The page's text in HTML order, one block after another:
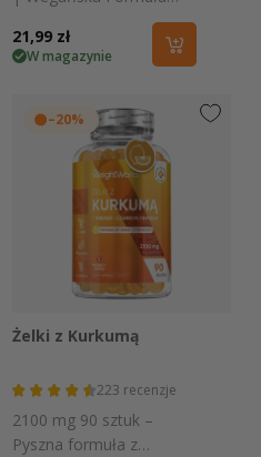
Magnezu
Cena
regularna
21,99 zł
W magazynie
–20%
Żelki z Kurkumą
223 recenzje
2100 mg 90 sztuk –
Pyszna formuła z